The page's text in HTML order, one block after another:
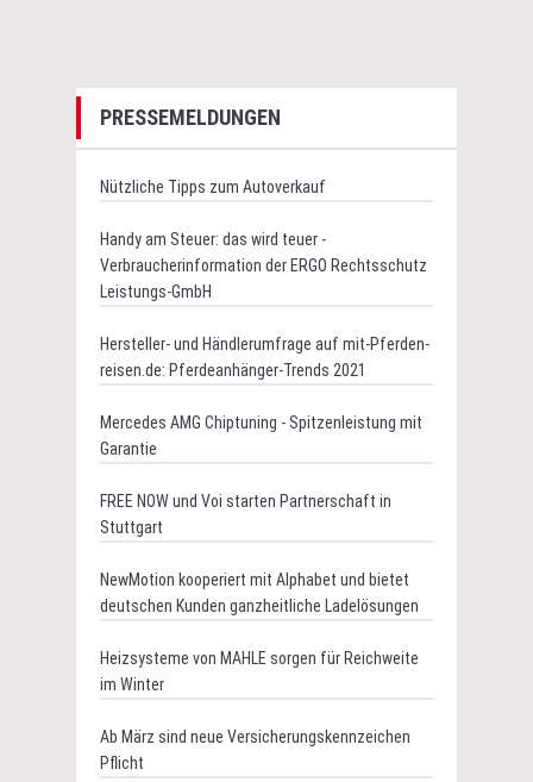
PRESSEMELDUNGEN
Nützliche Tipps zum Autoverkauf
Handy am Steuer: das wird teuer -
Verbraucherinformation der ERGO Rechtsschutz
Leistungs-GmbH
Hersteller- und Händlerumfrage auf mit-Pferden-
reisen.de: Pferdeanhänger-Trends 2021
Mercedes AMG Chiptuning - Spitzenleistung mit
Garantie
FREE NOW und Voi starten Partnerschaft in
Stuttgart
NewMotion kooperiert mit Alphabet und bietet
deutschen Kunden ganzheitliche Ladelösungen
Heizsysteme von MAHLE sorgen für Reichweite
im Winter
Ab März sind neue Versicherungskennzeichen
Pflicht